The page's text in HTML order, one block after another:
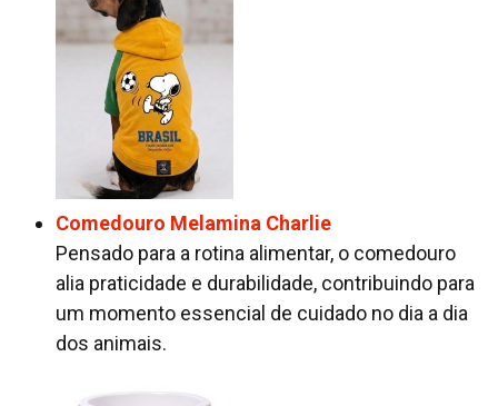
Comedouro Melamina Charlie
Pensado para a rotina alimentar, o comedouro
alia praticidade e durabilidade, contribuindo para
um momento essencial de cuidado no dia a dia
dos animais.